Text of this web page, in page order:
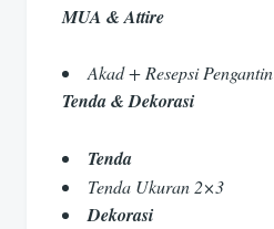
MUA & Attire
Akad + Resepsi Pengantin
Tenda & Dekorasi
Tenda
Tenda Ukuran 2×3
Dekorasi